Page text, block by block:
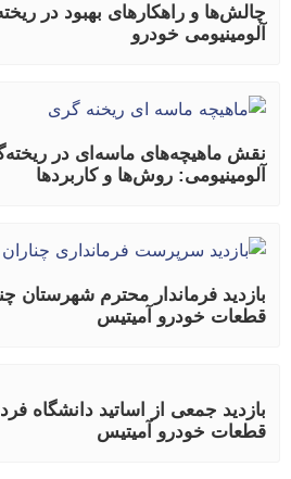
چالش‌ها و راهکارهای بهبود در
آلومینیومی خودرو
نقش ماهیچه‌های ماسه‌ای در
آلومینیومی: روش‌ها و کاربردها
بازدید فرماندار محترم شهرستان
قطعات خودرو آمیتیس
بازدید جمعی از اساتید دانشگاه
قطعات خودرو آمیتیس